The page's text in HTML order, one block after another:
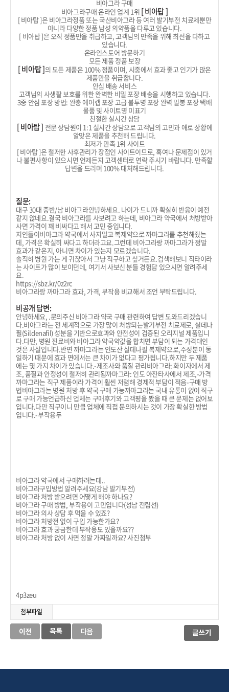
비아그라 구매
비아그라구매 온라인 업계 1위 [ 비아탑 ]
[ 비아탑 ]은 비아그라정품 또는 국산비아그라 등 여러 발기부전 치료제뿐만
아니라 다양한 정품 남성 의약품을 다루고 있습니다.
[ 비아탑 ]은 오직 정품만을 취급하고, 고객님의 만족을 위해 최선을 다하고
있습니다.
온라인스토어 방문하기
모든 제품 정품 보장
[ 비아탑 ]의 모든 제품은 100% 정품이며, 시중에서 효과 좋고 인기가 많은
제품만을 취급합니다.
안심 배송 서비스
고객님의 사생활 보호를 위한 완벽한 비밀 포장 배송을 시행하고 있습니다.
3중 안심 포장 방법: 완충 에어캡 포장 고급 불투명 포장 완벽 밀봉 포장 택배
물품 및 사이트명 미표기
친절한 실시간 상담
[ 비아탑 ] 전문 상담원이 1:1 실시간 상담으로 고객님의 고민과 애로 상황에
알맞은 제품을 추천해 드립니다.
최저가 만족 1위 사이트
[ 비아탑 ]은 철저한 사후관리가 장점인 사이트이므로, 혹여나 문제점이 있거
나 불편사항이 있으시면 언제든지 고객센터로 연락 주시기 바랍니다. 만족할
답변을 드리며 100% 대처해드립니다.
질문:
대구 30대 중반/남 비아그라안녕하세요. 나이가 드니까 확실히 반응이 예전
같지 않네요.결국 비아그라를 사보려고 하는데, 비아그라 약국에서 처방받아
사면 가격이 꽤 비싸다고 해서 고민 중입니다.
지인들이비아그라 약국에서 사지말고 복제약으로 까마그라를 추천해줬는
데, 가격은 확실히 싸다고 하더라고요.그런데 비아그라랑 까마그라가 정말
효과가 같은지, 아니면 차이가 있는지 모르겠습니다.
솔직히 병원 가는 게 귀찮아서 그냥 직구하고 싶거든요.검색해보니 직타이라
는 사이트가 많이 보이던데, 여기서 사보신 분들 경험담 있으시면 알려주세
요.
https://sbz.kr/0z2rc
비아그라랑 까마그라 효과, 가격, 부작용 비교해서 조언 부탁드립니다.
비공개 답변:
안녕하세요, .문의주신 비아그라 약국 구매 관련하여 답변 도와드리겠습니
다.비아그라는 전 세계적으로 가장 많이 처방되는발기부전 치료제로, 실데나
필(Sildenafil) 성분을 기반으로효과와 안전성이 검증된 오리지널 제품입니
다.다만, 병원 진료비와 비아그라 약국약값을 합치면 부담이 되는 가격대인
것은 사실입니다.반면 까마그라는 인도산 실데나필 복제약으로,주성분이 동
일하기 때문에 효과 면에서는 큰 차이가 없다고 평가됩니다.하지만 두 제품
에는 몇 가지 차이가 있습니다.-제조사와 품질 관리비아그라: 화이자에서 제
조, 품질과 안정성이 철저히 관리됨까마그라: 인도 아잔타사에서 제조,-가격
까마그라는 직구 제품이라 가격이 훨씬 저렴해 경제적 부담이 적음-구매 방
법비아그라는 병원 처방 후 약국 구매 가능까마그라는 국내 유통이 없어 직구
로 구매 가능언급하신 업체는 구매후기와 고객평을 봤을 때 큰 문제는 없어보
입니다.다만 직구이니 만큼 업체에 직접 문의하시는 것이 가장 확실한 방법
입니다.-부작용두
비아그라 약국에서 구매하려는데..
비아그라구입방법 알려주세요(강남 발기부전)
비아그라 처방 받으려면 어떻게 해야 하나요?
비아그라 구매 방법, 부작용이 고민입니다(성남 전립선)
비아그라 의사 상담 후 먹을 수 있죠?
비아그라 처방전 없이 구입 가능한가요?
비아그라 효과 궁금한데 부작용도 있을까요??
비아그라 처방 없이 사면 정말 가짜일까요? 사진첨부
4p3zeu
첨부파일